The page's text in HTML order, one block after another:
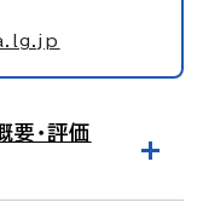
・評価